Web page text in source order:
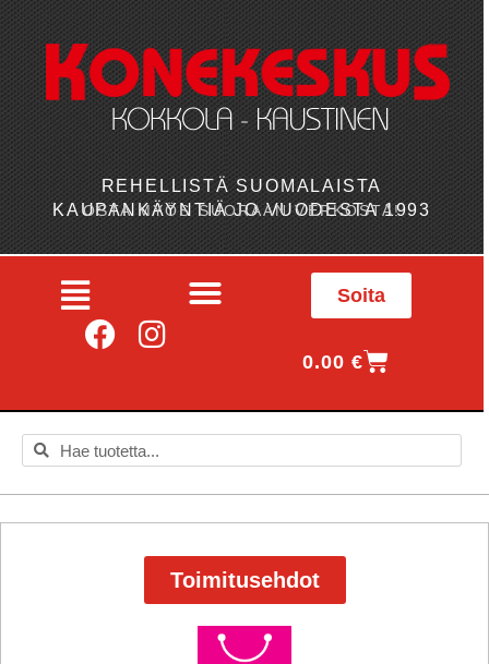
REHELLISTÄ SUOMALAISTA
KAUPANKÄYNTIÄ JO VUODESTA 1993
OSTA MYÖS SUORAAN VERKOSTA!
Soita
0.00€
Toimitusehdot